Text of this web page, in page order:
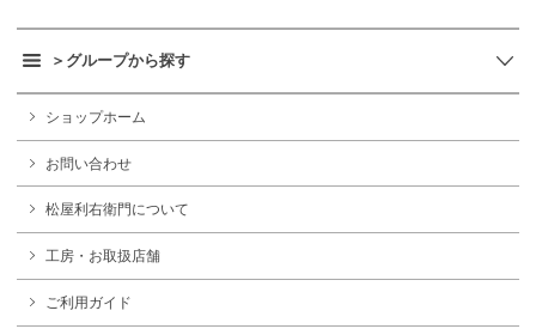
＞グループから探す
ショップホーム
お問い合わせ
松屋利右衛門について
工房・お取扱店舗
ご利用ガイド